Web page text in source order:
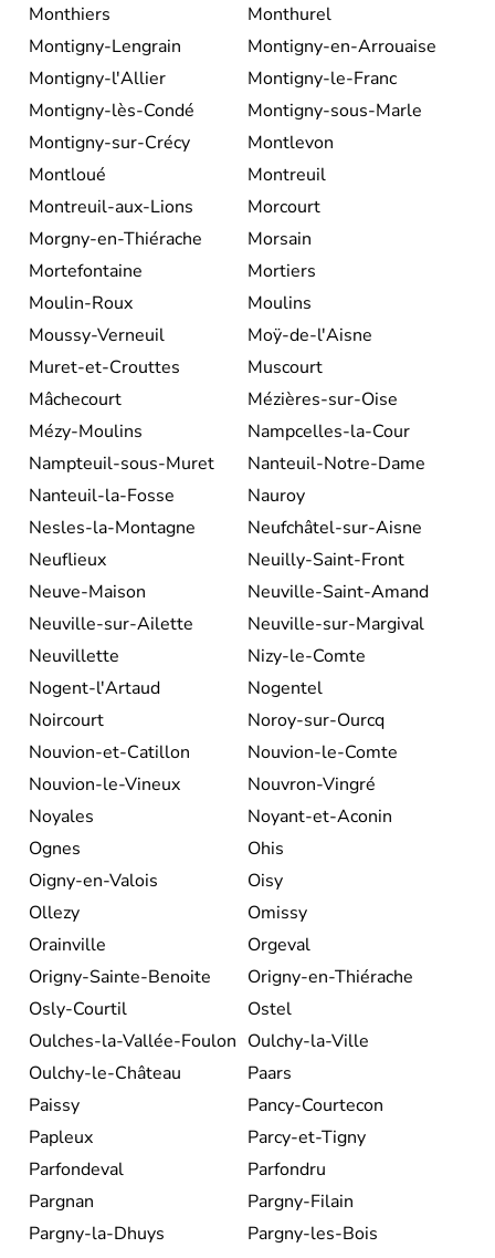
Monthiers
Monthurel
Montigny-Lengrain
Montigny-en-Arrouaise
Montigny-l'Allier
Montigny-le-Franc
Montigny-lès-Condé
Montigny-sous-Marle
Montigny-sur-Crécy
Montlevon
Montloué
Montreuil
Montreuil-aux-Lions
Morcourt
Morgny-en-Thiérache
Morsain
Mortefontaine
Mortiers
Moulin-Roux
Moulins
Moussy-Verneuil
Moÿ-de-l'Aisne
Muret-et-Crouttes
Muscourt
Mâchecourt
Mézières-sur-Oise
Mézy-Moulins
Nampcelles-la-Cour
Nampteuil-sous-Muret
Nanteuil-Notre-Dame
Nanteuil-la-Fosse
Nauroy
Nesles-la-Montagne
Neufchâtel-sur-Aisne
Neuflieux
Neuilly-Saint-Front
Neuve-Maison
Neuville-Saint-Amand
Neuville-sur-Ailette
Neuville-sur-Margival
Neuvillette
Nizy-le-Comte
Nogent-l'Artaud
Nogentel
Noircourt
Noroy-sur-Ourcq
Nouvion-et-Catillon
Nouvion-le-Comte
Nouvion-le-Vineux
Nouvron-Vingré
Noyales
Noyant-et-Aconin
Ognes
Ohis
Oigny-en-Valois
Oisy
Ollezy
Omissy
Orainville
Orgeval
Origny-Sainte-Benoite
Origny-en-Thiérache
Osly-Courtil
Ostel
Oulches-la-Vallée-Foulon Oulchy-la-Ville
Oulchy-le-Château
Paars
Paissy
Pancy-Courtecon
Papleux
Parcy-et-Tigny
Parfondeval
Parfondru
Pargnan
Pargny-Filain
Pargny-la-Dhuys
Pargny-les-Bois